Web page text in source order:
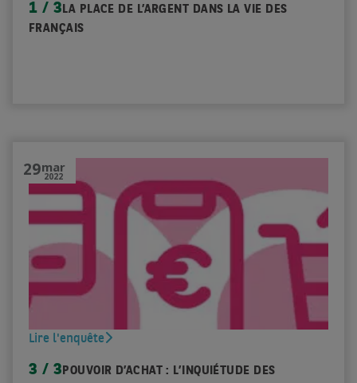
1 / 3LA PLACE DE L’ARGENT DANS LA VIE DES
FRANÇAIS
29mar
2022
Lire l'enquête
3 / 3 POUVOIR D’ACHAT : L’INQUIÉTUDE DES